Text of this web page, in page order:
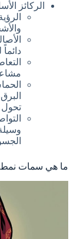
الركائز
تحول
ما هي سمات